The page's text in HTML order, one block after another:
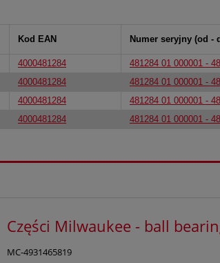
Kod EAN Numer seryjny (od -
4000481284 481284 01 000001 -
4000481284 481284 01 000001 -
4000481284 481284 01 000001 -
4000481284 481284 01 000001 -
Części Milwaukee - ball
MC-4931465819